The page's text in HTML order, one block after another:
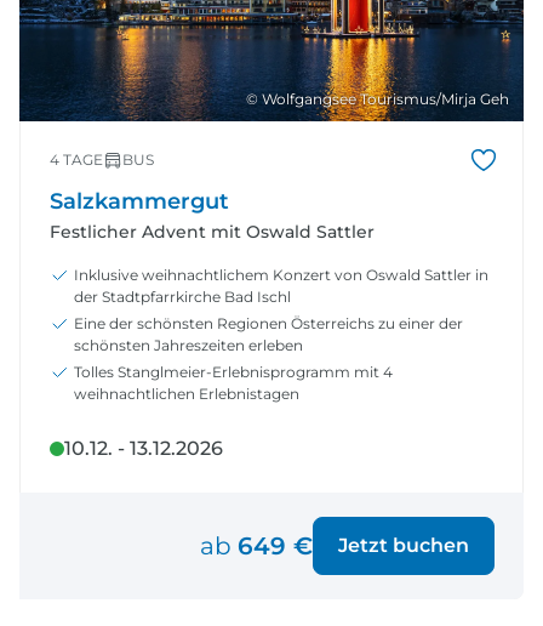
© Wolfgangsee Tourismus/Mirja Geh
4 TAGE BUS
Salzkammergut
Festlicher Advent mit Oswald Sattler
Inklusive weihnachtlichem Konzert von Oswald Sattler in
der Stadtpfarrkirche Bad Ischl
Eine der schönsten Regionen Österreichs zu einer der
schönsten Jahreszeiten erleben
Tolles Stanglmeier-Erlebnisprogramm mit 4
weihnachtlichen Erlebnistagen
10.12. - 13.12.2026
ab 649 € Jetzt buchen